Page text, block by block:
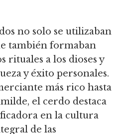
no solo se utilizaban
también formaban
rituales a los dioses y
y éxito personales.
más rico hasta
el cerdo destaca
en la cultura
de las